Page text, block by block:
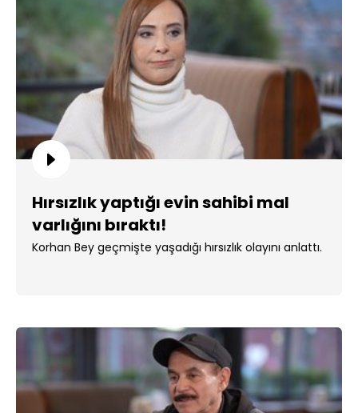
Hırsızlık yaptığı evin sahibi mal
varlığını bıraktı!
Korhan Bey geçmişte yaşadığı hırsızlık olayını anlattı.